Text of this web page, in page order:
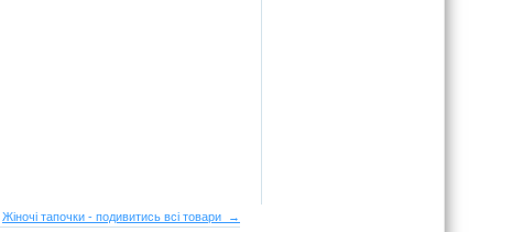
Жіночі тапочки - подивитись всі товари →